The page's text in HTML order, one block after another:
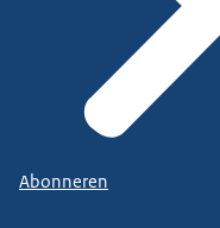
Abonneren